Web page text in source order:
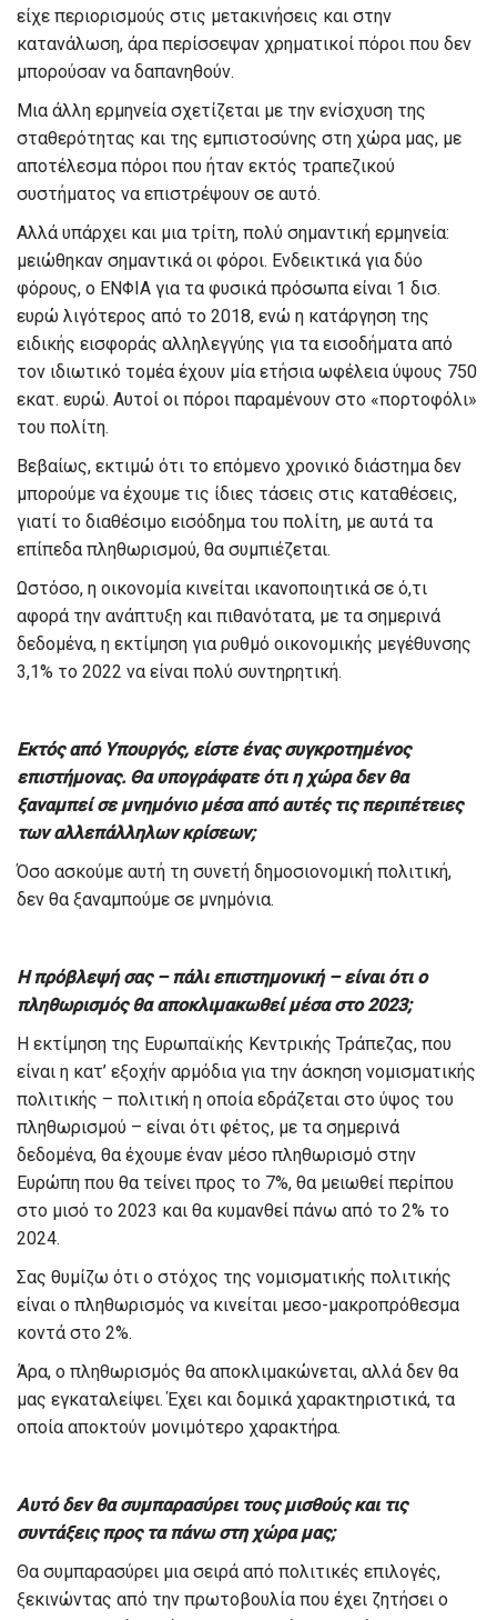
είχε περιορισμούς στις μετακινήσεις και στην
κατανάλωση, άρα περίσσεψαν χρηματικοί πόροι που δεν
μπορούσαν να δαπανηθούν.
Μια άλλη ερμηνεία σχετίζεται με την ενίσχυση της
σταθερότητας και της εμπιστοσύνης στη χώρα μας, με
αποτέλεσμα πόροι που ήταν εκτός τραπεζικού
συστήματος να επιστρέψουν σε αυτό.
Αλλά υπάρχει και μια τρίτη, πολύ σημαντική ερμηνεία:
μειώθηκαν σημαντικά οι φόροι. Ενδεικτικά για δύο
φόρους, ο ΕΝΦΙΑ για τα φυσικά πρόσωπα είναι 1 δισ.
ευρώ λιγότερος από το 2018, ενώ η κατάργηση της
ειδικής εισφοράς αλληλεγγύης για τα εισοδήματα από
τον ιδιωτικό τομέα έχουν μία ετήσια ωφέλεια ύψους 750
εκατ. ευρώ. Αυτοί οι πόροι παραμένουν στο «πορτοφόλι»
του πολίτη.
Βεβαίως, εκτιμώ ότι το επόμενο χρονικό διάστημα δεν
μπορούμε να έχουμε τις ίδιες τάσεις στις καταθέσεις,
γιατί το διαθέσιμο εισόδημα του πολίτη, με αυτά τα
επίπεδα πληθωρισμού, θα συμπιέζεται.
Ωστόσο, η οικονομία κινείται ικανοποιητικά σε ό,τι
αφορά την ανάπτυξη και πιθανότατα, με τα σημερινά
δεδομένα, η εκτίμηση για ρυθμό οικονομικής μεγέθυνσης
3,1% το 2022 να είναι πολύ συντηρητική.
Εκτός από Υπουργός, είστε ένας συγκροτημένος
επιστήμονας. Θα υπογράφατε ότι η χώρα δεν θα
ξαναμπεί σε μνημόνιο μέσα από αυτές τις περιπέτειες
των αλλεπάλληλων κρίσεων;
Όσο ασκούμε αυτή τη συνετή δημοσιονομική πολιτική,
δεν θα ξαναμπούμε σε μνημόνια.
Η πρόβλεψή σας – πάλι επιστημονική – είναι ότι ο
πληθωρισμός θα αποκλιμακωθεί μέσα στο 2023;
Η εκτίμηση της Ευρωπαϊκής Κεντρικής Τράπεζας, που
είναι η κατ’ εξοχήν αρμόδια για την άσκηση νομισματικής
πολιτικής – πολιτική η οποία εδράζεται στο ύψος του
πληθωρισμού – είναι ότι φέτος, με τα σημερινά
δεδομένα, θα έχουμε έναν μέσο πληθωρισμό στην
Ευρώπη που θα τείνει προς το 7%, θα μειωθεί περίπου
στο μισό το 2023 και θα κυμανθεί πάνω από το 2% το
2024.
Σας θυμίζω ότι ο στόχος της νομισματικής πολιτικής
είναι ο πληθωρισμός να κινείται μεσο-μακροπρόθεσμα
κοντά στο 2%.
Άρα, ο πληθωρισμός θα αποκλιμακώνεται, αλλά δεν θα
μας εγκαταλείψει. Έχει και δομικά χαρακτηριστικά, τα
οποία αποκτούν μονιμότερο χαρακτήρα.
Αυτό δεν θα συμπαρασύρει τους μισθούς και τις
συντάξεις προς τα πάνω στη χώρα μας;
Θα συμπαρασύρει μια σειρά από πολιτικές επιλογές,
ξεκινώντας από την πρωτοβουλία που έχει ζητήσει ο